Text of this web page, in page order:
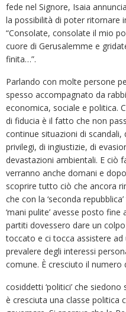
fede nel Signore, Isaia
la possibilità di poter ritornare
“Consolate, consolate il mio
cuore di Gerusalemme e
finita…”.
Parlando con molte persone
spesso accompagnato da
economica, sociale e politica.
di fiducia è il fatto che non
continue situazioni di scandali,
privilegi, di ingiustizie, di
devastazioni ambientali. E ciò
verranno anche domani e
scoprire tutto ciò che ancora
che con la ‘seconda
‘mani pulite’ avesse posto
partiti dovessero dare un colpo
toccato e ci tocca assistere
prevalere degli interessi
comune. È cresciuto il numero
cosiddetti ‘politici’ che
è cresciuta una classe politica